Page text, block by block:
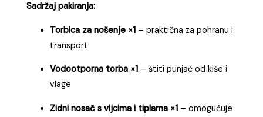
Sadržaj pakiranja:
Torbica za nošenje ×1 – praktična za pohranu i
transport
Vodootporna torba ×1 – štiti punjač od kiše i
vlage
Zidni nosač s vijcima i tiplama ×1 – omogućuje